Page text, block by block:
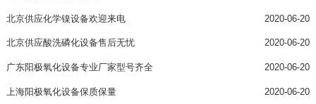
北京供应化学镍设备欢迎来电 2020-06-20
北京供应酸洗磷化设备售后无忧 2020-06-20
广东阳极氧化设备专业厂家型号齐全 2020-06-20
上海阳极氧化设备保质保量 2020-06-20